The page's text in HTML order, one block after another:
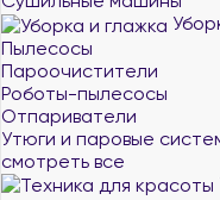
Пылесосы
Пароочистители
Роботы-пылесосы
Отпариватели
Утюги и паровые
смотреть все